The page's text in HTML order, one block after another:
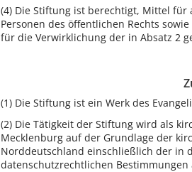
(4) Die Stiftung ist berechtigt, Mittel
Personen des öffentlichen Rechts
für die Verwirklichung der in Absatz 2
(1) Die Stiftung ist ein Werk des
(2) Die Tätigkeit der Stiftung wird als
Mecklenburg auf der Grundlage der
Norddeutschland einschließlich der in
datenschutzrechtlichen Bestimmungen